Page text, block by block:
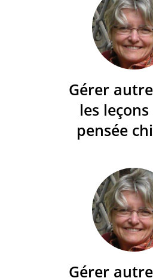
Gérer
les
pensée
Gérer